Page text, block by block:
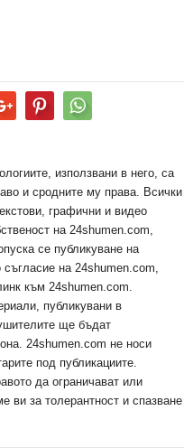
използвани в него, са
и сродните му права. Всички
графични и видео
на 24shumen.com,
се публикуване на
на 24shumen.com,
към 24shumen.com.
публикувани в
ще бъдат
24shumen.com не носи
под публикациите.
да ограничават или
ви за толерантност и спазване